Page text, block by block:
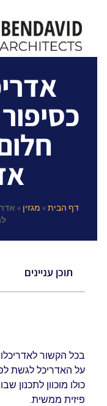
דף הבית » מגזין »
תוכן עניינים
בכל הקשור
על האדריכל לגשת
כולו מוכוון לתכנון
פיזית ממשית.